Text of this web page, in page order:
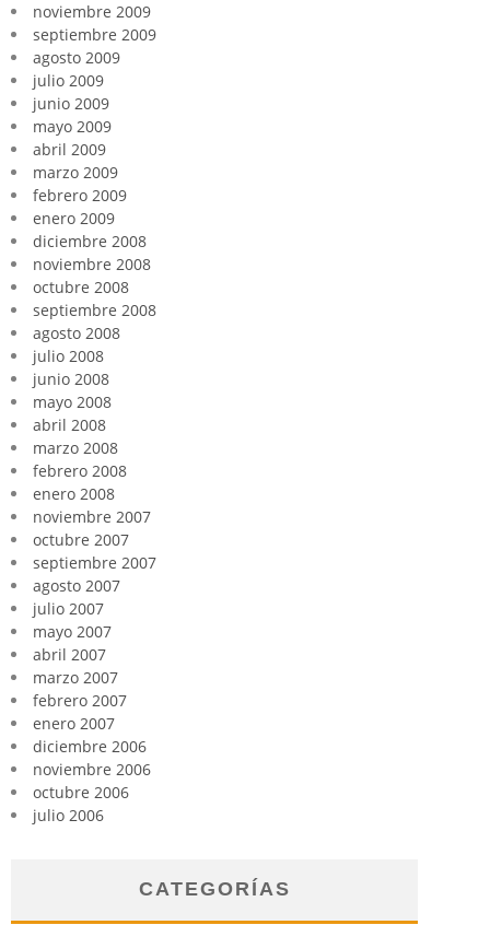
noviembre 2009
septiembre 2009
agosto 2009
julio 2009
junio 2009
mayo 2009
abril 2009
marzo 2009
febrero 2009
enero 2009
diciembre 2008
noviembre 2008
octubre 2008
septiembre 2008
agosto 2008
julio 2008
junio 2008
mayo 2008
abril 2008
marzo 2008
febrero 2008
enero 2008
noviembre 2007
octubre 2007
septiembre 2007
agosto 2007
julio 2007
mayo 2007
abril 2007
marzo 2007
febrero 2007
enero 2007
diciembre 2006
noviembre 2006
octubre 2006
julio 2006
CATEGORÍAS